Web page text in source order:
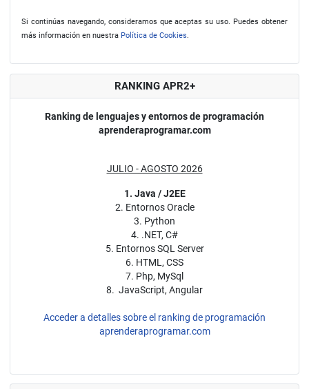
Si continúas navegando, consideramos que aceptas su uso. Puedes obtener
más información en nuestra Política de Cookies.
RANKING APR2+
Ranking de lenguajes y entornos de programación
aprenderaprogramar.com
JULIO - AGOSTO 2026
1. Java / J2EE
2. Entornos Oracle
3. Python
4. .NET, C#
5. Entornos SQL Server
6. HTML, CSS
7. Php, MySql
8. JavaScript, Angular
Acceder a detalles sobre el ranking de programación
aprenderaprogramar.com